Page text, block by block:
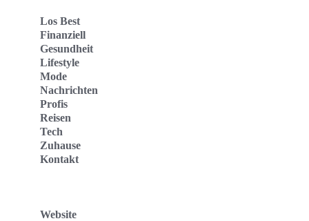
Los Best
Finanziell
Gesundheit
Lifestyle
Mode
Nachrichten
Profis
Reisen
Tech
Zuhause
Kontakt
Website